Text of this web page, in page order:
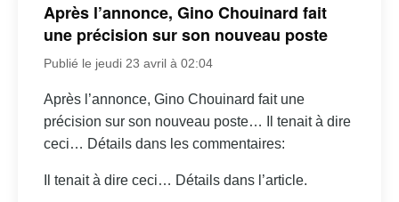
Après l’annonce, Gino Chouinard fait
une précision sur son nouveau poste
Publié le jeudi 23 avril à 02:04
Après l’annonce, Gino Chouinard fait une
précision sur son nouveau poste… Il tenait à dire
ceci… Détails dans les commentaires:
Il tenait à dire ceci… Détails dans l’article.